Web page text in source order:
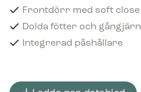
Frontdörr med soft close
Dolda fötter och gångjärn
Integrerad påshållare